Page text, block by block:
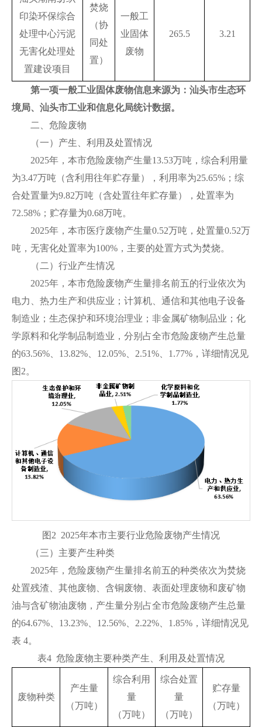
印染环保综合
处理中心污泥
无害化处理处
置建设项目
焚烧
（协
同处
置）
一般工
业固体
废物
265.5 3.21
第一项一般工业固体废物信息来源为：汕头市生态环
境局、汕头市工业和信息化局统计数据。
二、危险废物
（一）产生、利用及处置情况
2025年，本市危险废物产生量13.53万吨，综合利用量
为3.47万吨（含利用往年贮存量），利用率为25.65%；综
合处置量为9.82万吨（含处置往年贮存量），处置率为
72.58%；贮存量为0.68万吨。
2025年，本市医疗废物产生量0.52万吨，处置量0.52万
吨，无害化处置率为100%，主要的处置方式为焚烧。
（二）行业产生情况
2025年，本市危险废物产生量排名前五的行业依次为
电力、热力生产和供应业；计算机、通信和其他电子设备
制造业；生态保护和环境治理业；非金属矿物制品业；化
学原料和化学制品制造业，分别占全市危险废物产生总量
的63.56%、13.82%、12.05%、2.51%、1.77%，详细情况见
图2。
图2 2025年本市主要行业危险废物产生情况
（三）主要产生种类
2025年，危险废物产生量排名前五的种类依次为焚烧
处置残渣、其他废物、含铜废物、表面处理废物和废矿物
油与含矿物油废物，产生量分别占全市危险废物产生总量
的64.67%、13.23%、12.56%、2.22%、1.85%，详细情况见
表 4。
表4 危险废物主要种类产生、利用及处置情况
废物种类
产生量
（万吨）
综合利用
量
（万吨）
综合处置
量
（万吨）
贮存量
（万吨）